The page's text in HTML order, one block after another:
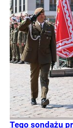
Tego sondażu